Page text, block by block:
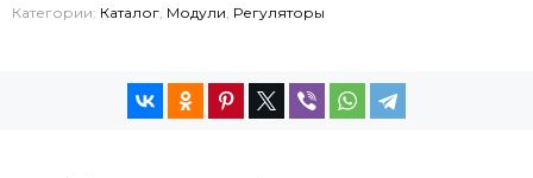
Категории: Каталог, Модули, Регуляторы